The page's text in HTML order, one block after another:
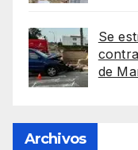
Se
de
Archivos